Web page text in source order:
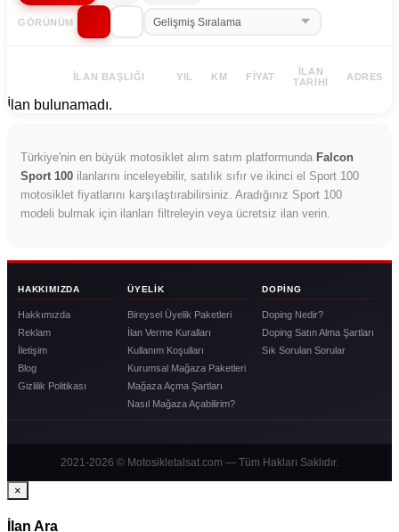
GÖRÜNÜM
İLAN BAŞLIĞI YIL KM FIYAT
İLAN
TARIHI
ADRES
İlan bulunamadı.
Türkiye'nin en büyük motosiklet alım satım platformunda Falcon
Sport 100 ilanlarını inceleyebilir, satılık sıfır ve ikinci el Sport 100
motosiklet fiyatlarını karşılaştırabilirsiniz. Aradığınız Sport 100
modeli bulmak için ilanları filtreleyin veya ücretsiz ilan verin.
HAKKIMIZDA
Hakkımızda
Reklam
İletişim
Blog
Gizlilik Politikası
ÜYELIK
Bireysel Üyelik Paketleri
İlan Verme Kuralları
Kullanım Koşulları
Kurumsal Mağaza Paketleri
Mağaza Açma Şartları
Nasıl Mağaza Açabilirim?
DOPING
Doping Nedir?
Doping Satın Alma Şartları
Sık Sorulan Sorular
2021-2026 © Motosikletalsat.com — Tüm Hakları Saklıdır.
×
İlan Ara